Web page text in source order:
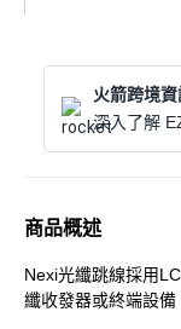
火箭跨境資
深入了解
商品概述
Nexi光纖跳線採用
纖收發器或終端設